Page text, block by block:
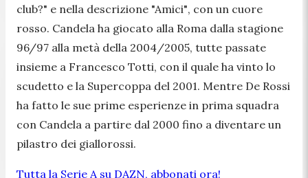
club?" e nella descrizione "Amici", con un cuore
rosso. Candela ha giocato alla Roma dalla stagione
96/97 alla metà della 2004/2005, tutte passate
insieme a Francesco Totti, con il quale ha vinto lo
scudetto e la Supercoppa del 2001. Mentre De Rossi
ha fatto le sue prime esperienze in prima squadra
con Candela a partire dal 2000 fino a diventare un
pilastro dei giallorossi.
Tutta la Serie A su DAZN, abbonati ora!